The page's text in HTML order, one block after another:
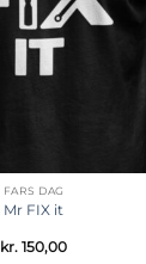
FARS DAG
Mr FIX it
kr. 150,00